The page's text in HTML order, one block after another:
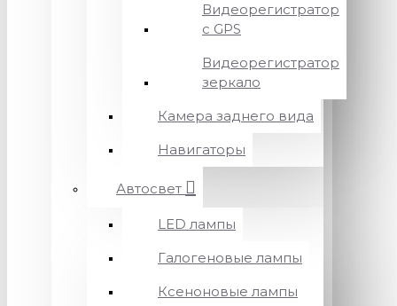
Видеорегистратор
с GPS
Видеорегистратор
зеркало
Камера заднего вида
Навигаторы
Автосвет
LED лампы
Галогеновые лампы
Ксеноновые лампы